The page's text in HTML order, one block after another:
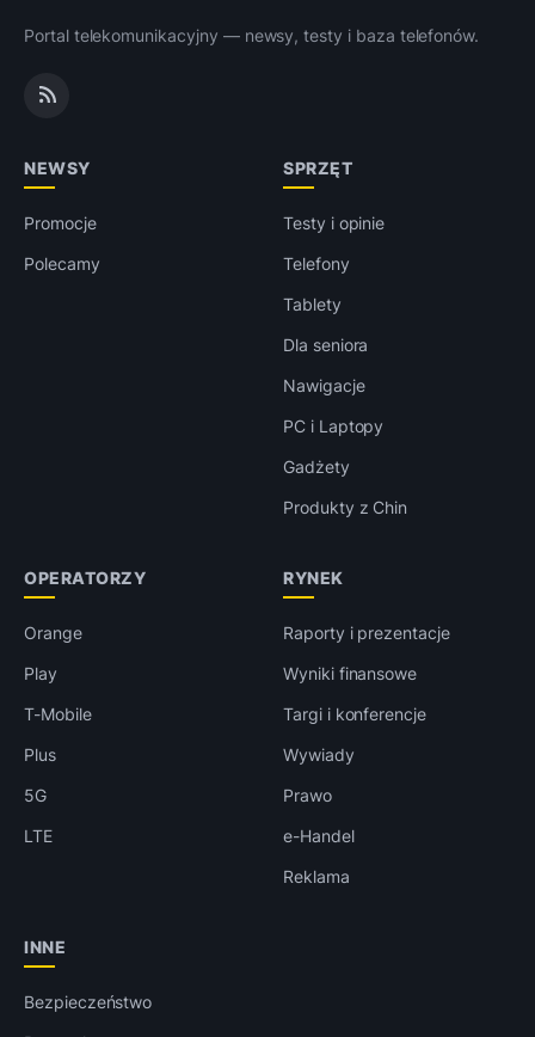
Portal telekomunikacyjny — newsy, testy i baza telefonów.
NEWSY
Promocje
Polecamy
SPRZĘT
Testy i opinie
Telefony
Tablety
Dla seniora
Nawigacje
PC i Laptopy
Gadżety
Produkty z Chin
OPERATORZY
Orange
Play
T-Mobile
Plus
5G
LTE
RYNEK
Raporty i prezentacje
Wyniki finansowe
Targi i konferencje
Wywiady
Prawo
e-Handel
Reklama
INNE
Bezpieczeństwo